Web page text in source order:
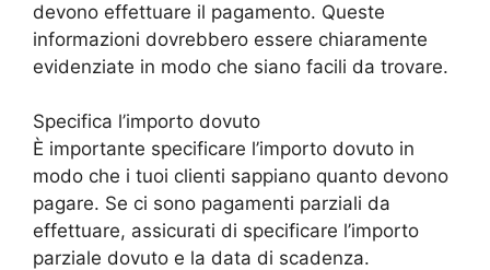
devono effettuare il pagamento. Queste
informazioni dovrebbero essere chiaramente
evidenziate in modo che siano facili da trovare.
Specifica l’importo dovuto
È importante specificare l’importo dovuto in
modo che i tuoi clienti sappiano quanto devono
pagare. Se ci sono pagamenti parziali da
effettuare, assicurati di specificare l’importo
parziale dovuto e la data di scadenza.